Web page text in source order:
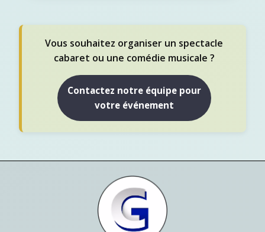
Vous souhaitez organiser un spectacle
cabaret ou une comédie musicale ?
Contactez notre équipe pour
votre événement